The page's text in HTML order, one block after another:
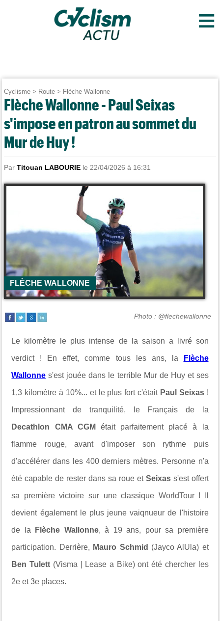
≡
Cyclisme > Route > Flèche Wallonne
Flèche Wallonne - Paul Seixas
s'impose en patron au sommet du
Mur de Huy !
ParTitouan LABOURIE le 22/04/2026 à 16:31
FLÈCHE WALLONNE
Photo : @flechewallonne
Le kilomètre le plus intense de la saison a livré son
verdict ! En effet, comme tous les ans, la Flèche
Wallonne s'est jouée dans le terrible Mur de Huy et ses
1,3 kilomètre à 10%... et le plus fort c'était Paul Seixas!
Impressionnant de tranquilité, le Français de la
Decathlon CMA CGM était parfaitement placé à la
flamme rouge, avant d'imposer son rythme puis
d'accélérer dans les 400 derniers mètres. Personne n'a
été capable de rester dans sa roue et Seixas s'est offert
sa première victoire sur une classique WorldTour ! Il
devient également le plus jeune vaiqnueur de l'histoire
de la Flèche Wallonne, à 19 ans, pour sa première
participation. Derrière, Mauro Schmid (Jayco AlUla) et
Ben Tulett (Visma | Lease a Bike) ont été chercher les
2e et 3e places.